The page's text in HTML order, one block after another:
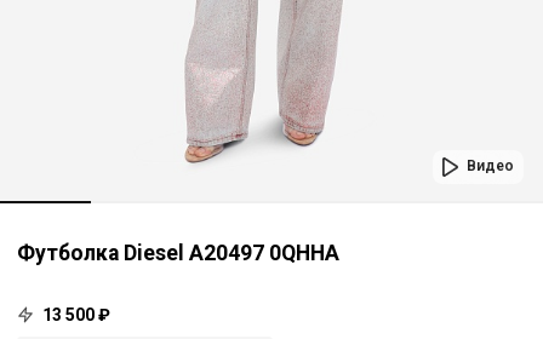
Видео
Футболка Diesel A20497 0QHHA
13 500 ₽